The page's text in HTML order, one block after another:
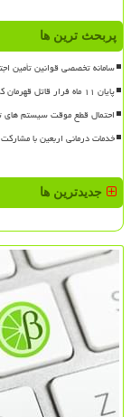
پربحث ترین ها
سامانه تخصصی قوانین تأمین
پایان ۱۱ ماه فرار قاتل قهرمان کراسفیت با چهره ای تغییرکرده دستگیر شد
احتمال قطع موقت سیستم های
خدمات درمانی اربعین با
جدیدترین ها